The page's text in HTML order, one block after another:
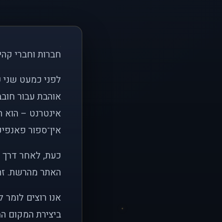
חברות וחברי
אוהבת עבור
אינטרנט – הוא
אין־ספור
כעת, לאחר דרך
האתר מהרשת.
אנו רוצים
ביצירת המקום